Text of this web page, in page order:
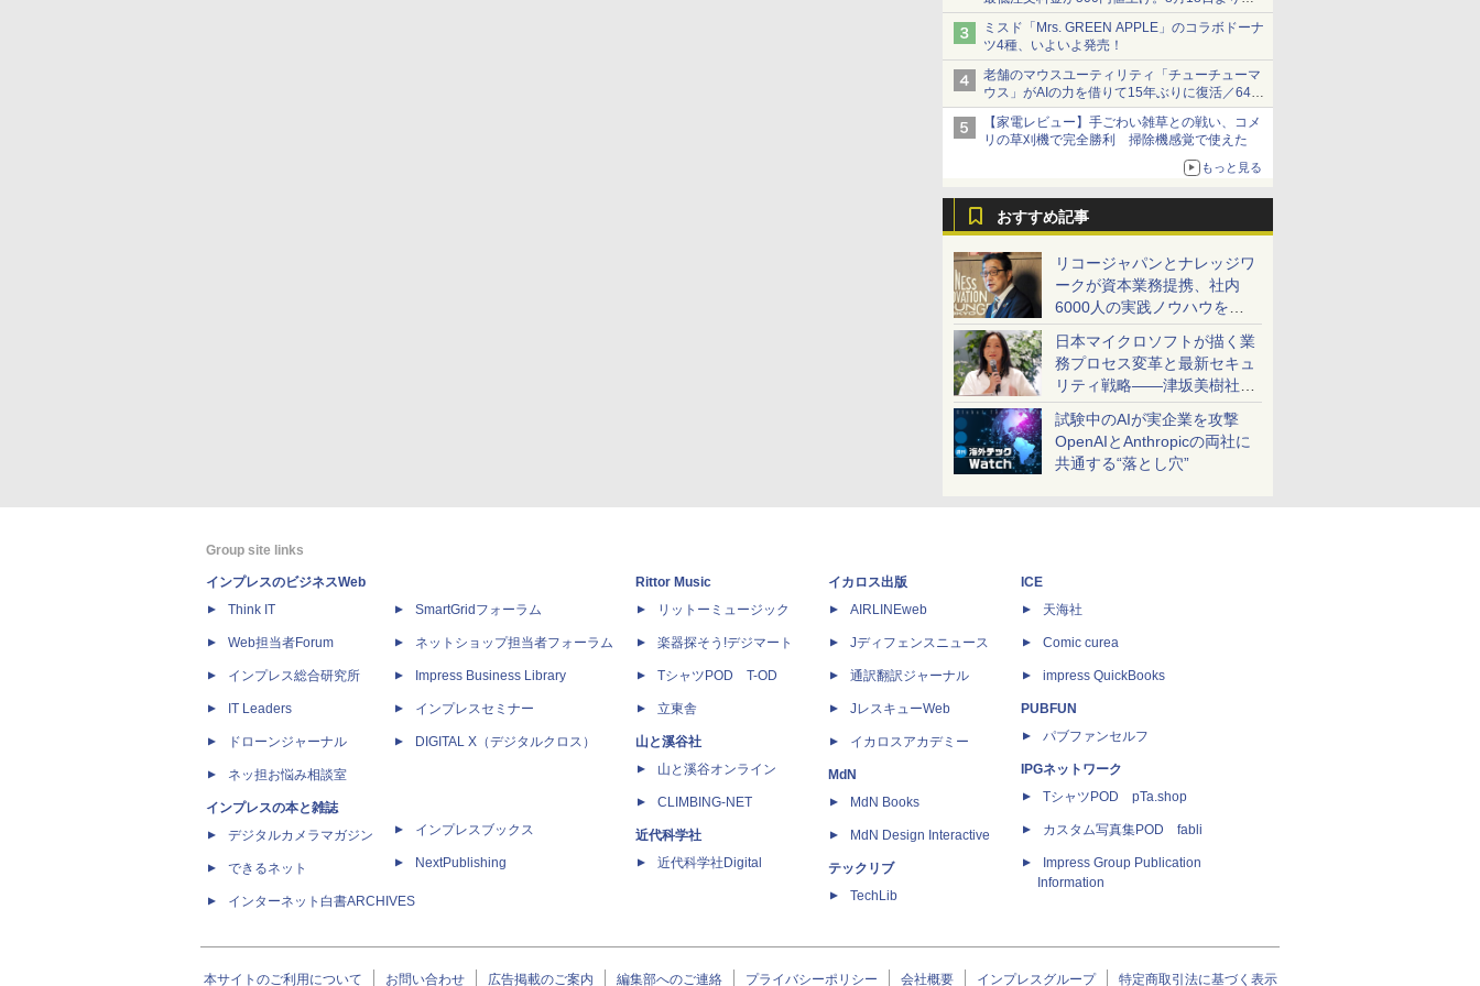
1,500円から受付
ミスド「Mrs. GREEN APPLE」のコラボドーナ
ツ4種、いよいよ発売！
老舗のマウスユーティリティ「チューチューマ
ウス」がAIの力を借りて15年ぶりに復活／64bit
化、Windows 10/11、「Chrome」も走り回
る。復活記念で2026年末まで500円
【家電レビュー】手ごわい雑草との戦い、コメ
リの草刈機で完全勝利 掃除機感覚で使えた
もっと見る
おすすめ記事
リコージャパンとナレッジワ
ークが資本業務提携、社内
6000人の実践ノウハウを生
かした「AI商談記録 for
RICOH」を展開へ
日本マイクロソフトが描く業
務プロセス変革と最新セキュ
リティ戦略――津坂美樹社長
が2027年度戦略を説明
試験中のAIが実企業を攻撃
OpenAIとAnthropicの両社に
共通する“落とし穴”
Group site links
インプレスのビジネスWeb
Think IT
Web担当者Forum
インプレス総合研究所
IT Leaders
ドローンジャーナル
ネッ担お悩み相談室
インプレスの本と雑誌
デジタルカメラマガジン
できるネット
インターネット白書ARCHIVES
SmartGridフォーラム
ネットショップ担当者フォーラム
Impress Business Library
インプレスセミナー
DIGITAL X（デジタルクロス）
インプレスブックス
NextPublishing
Rittor Music
リットーミュージック
楽器探そう!デジマート
TシャツPOD T-OD
立東舎
山と溪谷社
山と溪谷オンライン
CLIMBING-NET
近代科学社
近代科学社Digital
イカロス出版
AIRLINEweb
Jディフェンスニュース
通訳翻訳ジャーナル
JレスキューWeb
イカロスアカデミー
MdN
MdN Books
MdN Design Interactive
テックリブ
TechLib
ICE
天海社
Comic curea
impress QuickBooks
PUBFUN
パブファンセルフ
IPGネットワーク
TシャツPOD pTa.shop
カスタム写真集POD fabli
Impress Group Publication
Information
本サイトのご利用について お問い合わせ 広告掲載のご案内 編集部へのご連絡 プライバシーポリシー 会社概要 インプレスグループ 特定商取引法に基づく表示